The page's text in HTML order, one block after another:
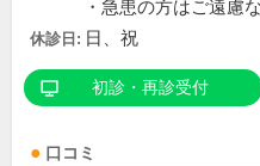
・急患の方はご遠慮
休診日: 日、祝
初診・再診受付
口コミ